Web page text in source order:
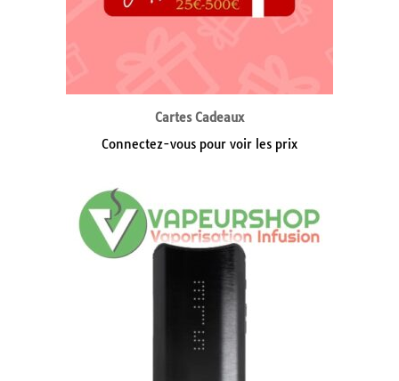
Cartes Cadeaux
Connectez-vous pour voir les prix